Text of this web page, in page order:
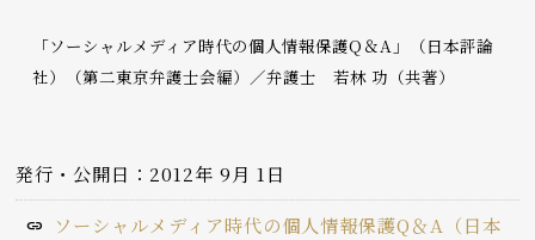
「ソーシャルメディア時代の個人情報保護Q＆A」（日本評論
社）（第二東京弁護士会編）／弁護士 若林 功（共著）
発行・公開日：2012年 9月 1日
ソーシャルメディア時代の個人情報保護Q＆A（日本